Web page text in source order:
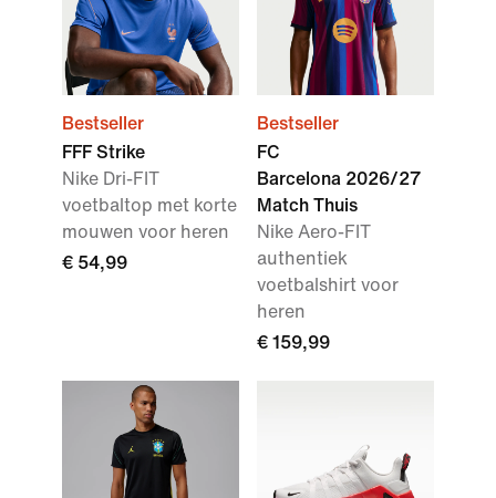
Bestseller
FFF Strike
Nike Dri-FIT
voetbaltop met korte
mouwen voor heren
€ 54,99
Bestseller
FC
Barcelona 2026/27
Match Thuis
Nike Aero-FIT
authentiek
voetbalshirt voor
heren
€ 159,99